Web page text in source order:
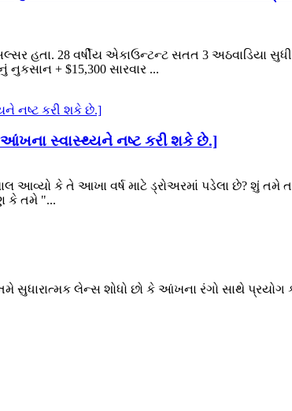
હતા. 28 વર્ષીય એકાઉન્ટન્ટ સતત 3 અઠવાડિયા
+ $15,300 સારવાર ...
સ્વાસ્થ્યને નષ્ટ કરી શકે છે.]
આવ્યો કે તે આખા વર્ષ માટે ડ્રોઅરમાં પડેલા છે? શું તમે
કે તમે "...
લેન્સ શોધો છો કે આંખના રંગો સાથે પ્રયોગ